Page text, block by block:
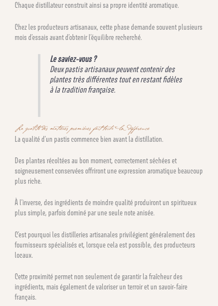
Chaque distillateur construit ainsi sa propre identité aromatique.
Chez les producteurs artisanaux, cette phase demande souvent plusieurs
mois d’essais avant d’obtenir l’équilibre recherché.
Le saviez-vous ?
Deux pastis artisanaux peuvent contenir des
plantes très différentes tout en restant fidèles
à la tradition française.
La qualité des matières premières fait toute la différence
La qualité d’un pastis commence bien avant la distillation.
Des plantes récoltées au bon moment, correctement séchées et
soigneusement conservées offriront une expression aromatique beaucoup
plus riche.
À l’inverse, des ingrédients de moindre qualité produiront un spiritueux
plus simple, parfois dominé par une seule note anisée.
C’est pourquoi les distilleries artisanales privilégient généralement des
fournisseurs spécialisés et, lorsque cela est possible, des producteurs
locaux.
Cette proximité permet non seulement de garantir la fraîcheur des
ingrédients, mais également de valoriser un terroir et un savoir-faire
français.